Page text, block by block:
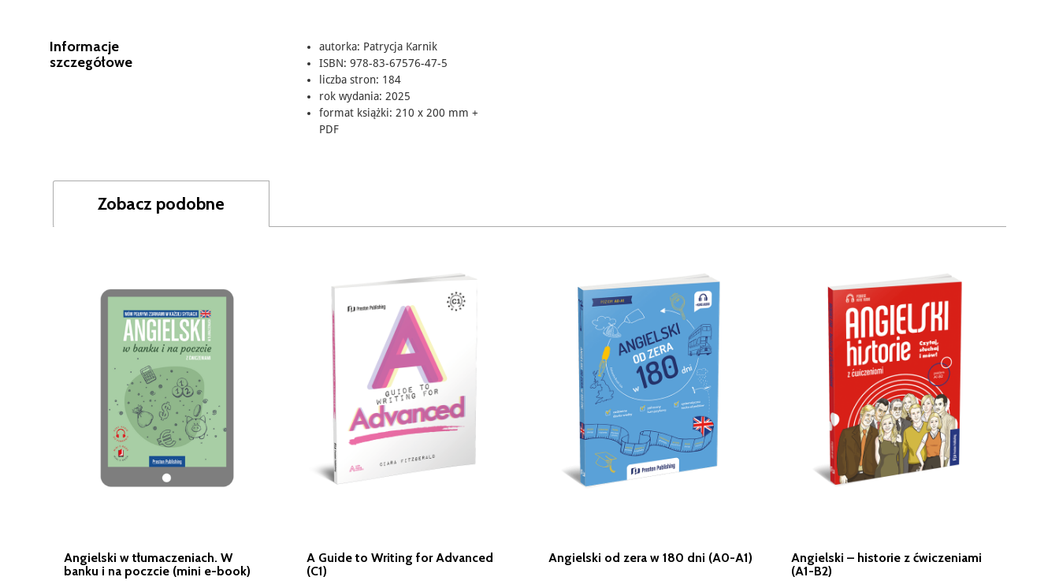
Informacje
szczegółowe
autorka: Patrycja Karnik
ISBN: 978-83-67576-47-5
liczba stron: 184
rok wydania: 2025
format książki: 210 x 200 mm +
PDF
Zobacz podobne
Angielski w tłumaczeniach. W
banku i na poczcie (mini e-book)
A Guide to Writing for Advanced
(C1)
Angielski od zera w 180 dni (A0-A1)
Angielski – historie z ćwiczeniami
(A1-B2)